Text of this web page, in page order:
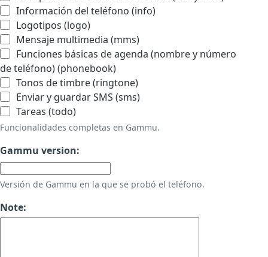
Información del teléfono (info)
Logotipos (logo)
Mensaje multimedia (mms)
Funciones básicas de agenda (nombre y número
de teléfono) (phonebook)
Tonos de timbre (ringtone)
Enviar y guardar SMS (sms)
Tareas (todo)
Funcionalidades completas en Gammu.
Gammu version:
Versión de Gammu en la que se probó el teléfono.
Note: